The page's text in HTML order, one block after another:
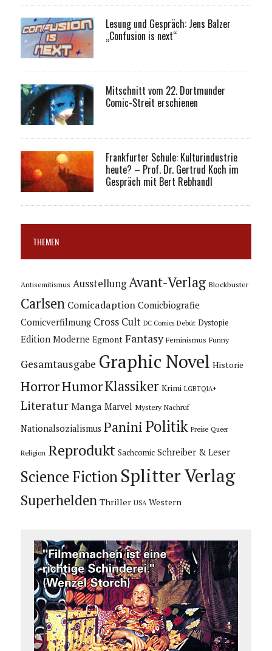
Lesung und Gespräch: Jens Balzer
„Confusion is next“
Mitschnitt vom 22. Dortmunder
Comic-Streit erschienen
Frankfurter Schule: Kulturindustrie
heute? – Prof. Dr. Gertrud Koch im
Gespräch mit Bert Rebhandl
THEMEN
Antisemitismus Ausstellung Avant-Verlag Blockbuster
Carlsen Comicadaption Comicbiografie
Comicverfilmung Cross Cult DC Comics Debüt Dystopie
Edition Moderne Egmont Fantasy Feminismus Funny
Gesamtausgabe Graphic Novel Historie
HorrorHumorKlassiker Krimi LGBTQIA+
Literatur Manga Marvel Mystery Nachruf
Nationalsozialismus Panini Politik Preise Queer
Religion Reprodukt Sachcomic Schreiber & Leser
Science Fiction Splitter Verlag
Superhelden Thriller USA Western